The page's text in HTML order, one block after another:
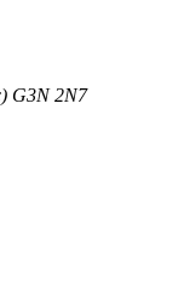
G3N 2N7